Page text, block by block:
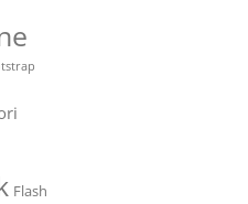
Flash